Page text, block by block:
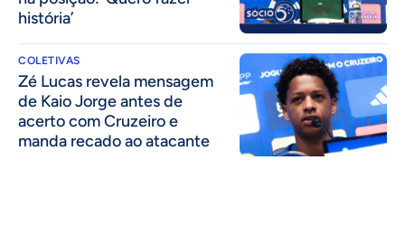
história’
COLETIVAS
Zé Lucas revela mensagem
de Kaio Jorge antes de
acerto com Cruzeiro e
manda recado ao atacante